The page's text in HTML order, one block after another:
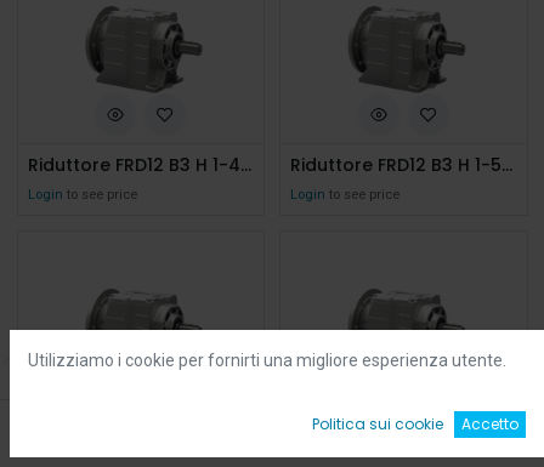
Default
Riduttore FRD12 B3 H 1-48 71/B5 AU25 Ghisa
Login to see price
Riduttore FRD12 B3 H 1-54,81 71/B5 AU25 Ghisa
Login to see price
Utilizziamo i cookie per fornirti una migliore esperienza utente.
Politica sui cookie Accetto